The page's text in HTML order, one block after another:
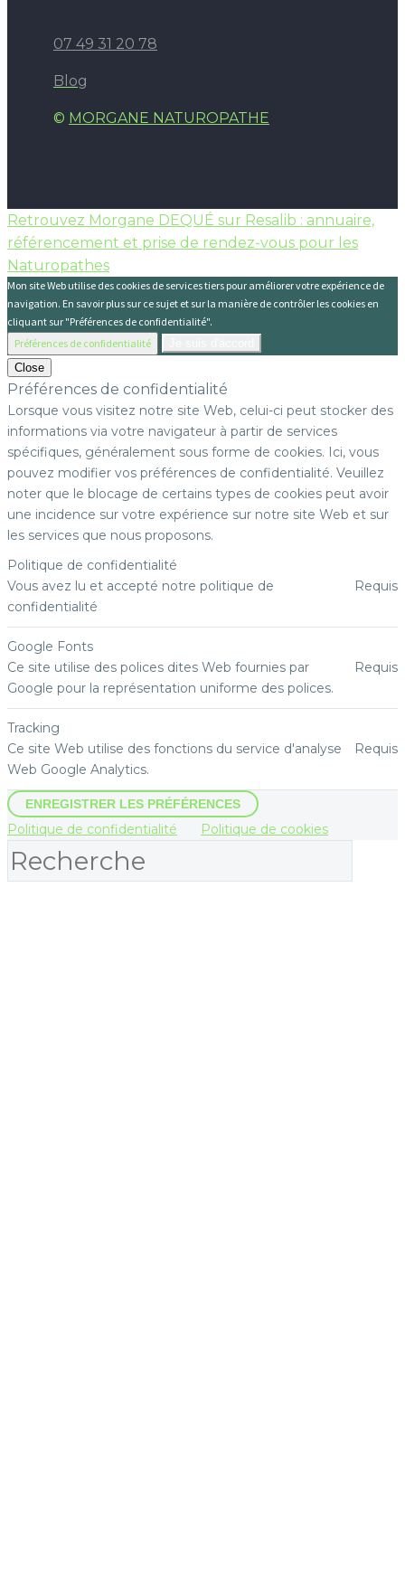
07 49 31 20 78
Blog
© MORGANE NATUROPATHE
Retrouvez Morgane DEQUÉ sur Resalib : annuaire,
référencement et prise de rendez-vous pour les
Naturopathes
Mon site Web utilise des cookies de services tiers pour améliorer votre expérience de
navigation. En savoir plus sur ce sujet et sur la manière de contrôler les cookies en
cliquant sur "Préférences de confidentialité".
Préférences de confidentialité
Close
Préférences de confidentialité
Lorsque vous visitez notre site Web, celui-ci peut stocker des
informations via votre navigateur à partir de services
spécifiques, généralement sous forme de cookies. Ici, vous
pouvez modifier vos préférences de confidentialité. Veuillez
noter que le blocage de certains types de cookies peut avoir
une incidence sur votre expérience sur notre site Web et sur
les services que nous proposons.
Politique de confidentialité
Vous avez lu et accepté notre politique de
confidentialité
Requis
Google Fonts
Ce site utilise des polices dites Web fournies par
Google pour la représentation uniforme des polices.
Requis
Tracking
Ce site Web utilise des fonctions du service d'analyse
Web Google Analytics.
Requis
ENREGISTRER LES PRÉFÉRENCES
Politique de confidentialité Politique de cookies